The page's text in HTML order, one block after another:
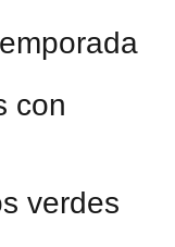
con
verdes